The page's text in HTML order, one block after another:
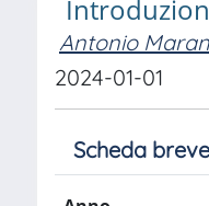
Antonio
2024-01-01
Scheda breve